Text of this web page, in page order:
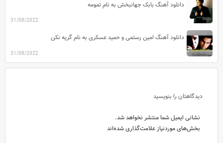
دانلود آهنگ بابک جهانبخش به نام تمومه
31/08/2022
دانلود آهنگ امین رستمی و حمید عسکری به نام گریه نکن
31/08/2022
دیدگاهتان را بنویسید
نشانی ایمیل شما منتشر نخواهد شد.
بخش‌های موردنیاز علامت‌گذاری شده‌اند